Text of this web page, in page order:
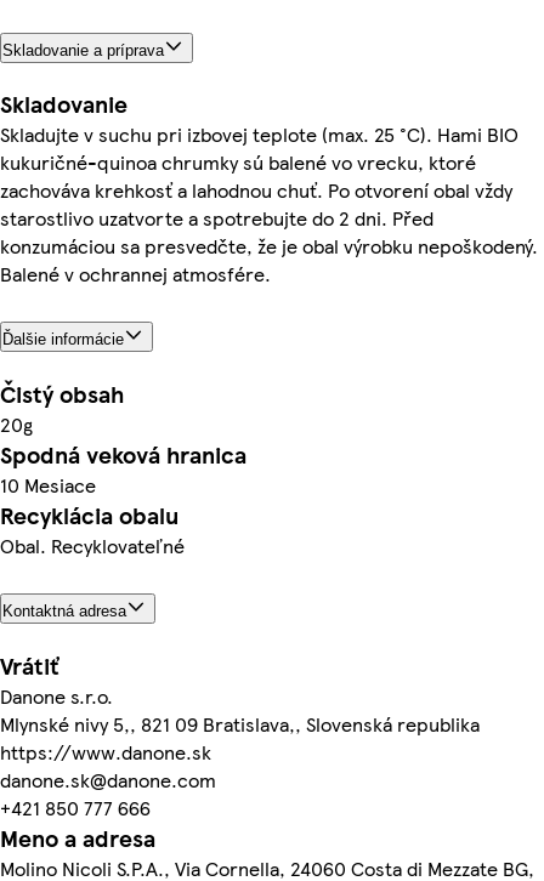
Skladovanie a príprava
Skladovanie
Skladujte v suchu pri izbovej teplote (max. 25 °C). Hami BIO
kukuričné-quinoa chrumky sú balené vo vrecku, ktoré
zachováva krehkosť a lahodnou chuť. Po otvorení obal vždy
starostlivo uzatvorte a spotrebujte do 2 dni. Před
konzumáciou sa presvedčte, že je obal výrobku nepoškodený.
Balené v ochrannej atmosfére.
Ďalšie informácie
Čistý obsah
20g
Spodná veková hranica
10 Mesiace
Recyklácia obalu
Obal. Recyklovateľné
Kontaktná adresa
Vrátiť
Danone s.r.o.
Mlynské nivy 5,, 821 09 Bratislava,, Slovenská republika
https://www.danone.sk
danone.sk@danone.com
+421 850 777 666
Meno a adresa
Molino Nicoli S.P.A., Via Cornella, 24060 Costa di Mezzate BG,